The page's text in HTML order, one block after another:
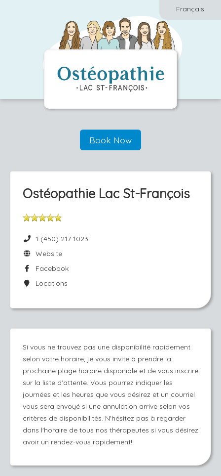
Français
Book Now
Ostéopathie Lac St-François
1 (450) 217-1023
Website
Facebook
Locations
Si vous ne trouvez pas une disponibilité rapidement
selon votre horaire, je vous invite à prendre la
prochaine plage horaire disponible et de vous inscrire
sur la liste d'attente. Vous pourrez indiquer les
journées et les heures que vous désirez et un courriel
vous sera envoyé si une annulation arrive selon vos
critères de disponibilités. N'hésitez pas à regarder
dans l'horaire de tous nos thérapeutes si vous désirez
avoir un rendez-vous rapidement!